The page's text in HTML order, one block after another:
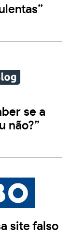
se a
não?”
site falso